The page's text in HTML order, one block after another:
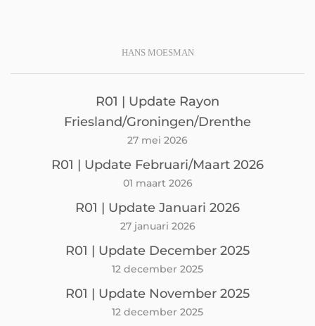
HANS MOESMAN
R01 | Update Rayon
Friesland/Groningen/Drenthe
27 mei 2026
R01 | Update Februari/Maart 2026
01 maart 2026
R01 | Update Januari 2026
27 januari 2026
R01 | Update December 2025
12 december 2025
R01 | Update November 2025
12 december 2025